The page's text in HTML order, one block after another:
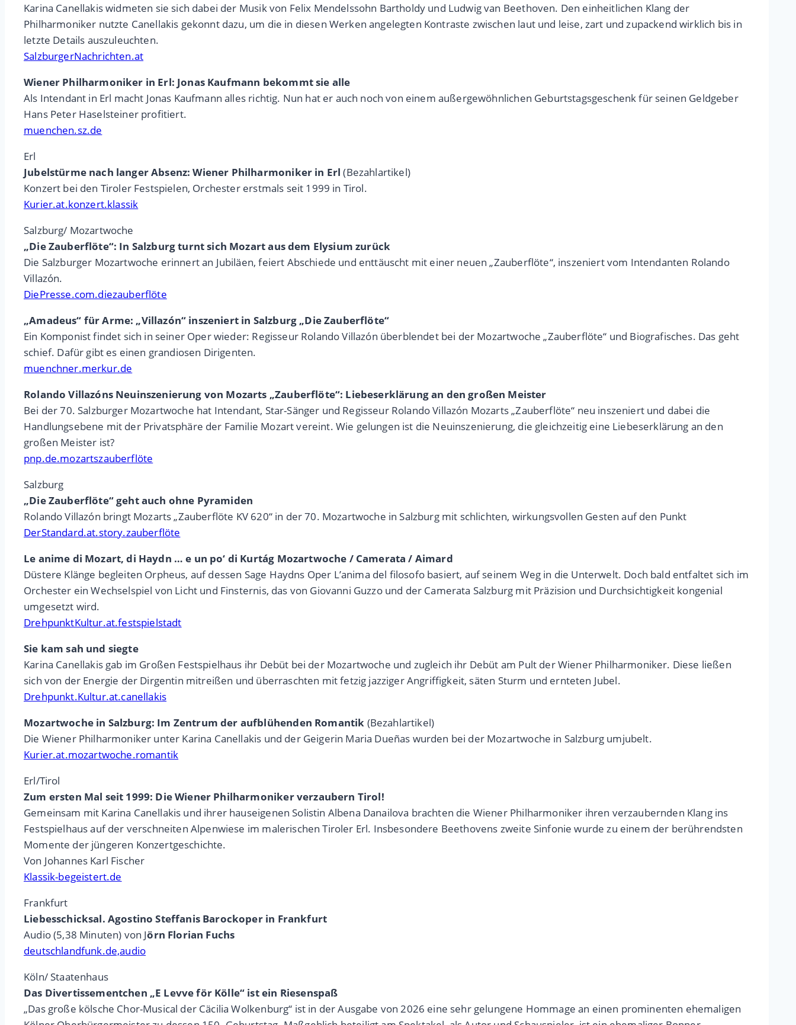
Karina Canellakis widmeten sie sich dabei der Musik von Felix Mendelssohn Bartholdy und Ludwig van Beethoven. Den einheitlichen Klang der
Philharmoniker nutzte Canellakis gekonnt dazu, um die in diesen Werken angelegten Kontraste zwischen laut und leise, zart und zupackend wirklich bis in
letzte Details auszuleuchten.
SalzburgerNachrichten.at
Wiener Philharmoniker in Erl: Jonas Kaufmann bekommt sie alle
Als Intendant in Erl macht Jonas Kaufmann alles richtig. Nun hat er auch noch von einem außergewöhnlichen Geburtstagsgeschenk für seinen Geldgeber
Hans Peter Haselsteiner profitiert.
muenchen.sz.de
Erl
Jubelstürme nach langer Absenz: Wiener Philharmoniker in Erl (Bezahlartikel)
Konzert bei den Tiroler Festspielen, Orchester erstmals seit 1999 in Tirol.
Kurier.at.konzert.klassik
Salzburg/ Mozartwoche
„Die Zauberflöte“: In Salzburg turnt sich Mozart aus dem Elysium zurück
Die Salzburger Mozartwoche erinnert an Jubiläen, feiert Abschiede und enttäuscht mit einer neuen „Zauberflöte“, inszeniert vom Intendanten Rolando
Villazón.
DiePresse.com.diezauberflöte
„Amadeus“ für Arme: „Villazón“ inszeniert in Salzburg „Die Zauberflöte“
Ein Komponist findet sich in seiner Oper wieder: Regisseur Rolando Villazón überblendet bei der Mozartwoche „Zauberflöte“ und Biografisches. Das geht
schief. Dafür gibt es einen grandiosen Dirigenten.
muenchner.merkur.de
Rolando Villazóns Neuinszenierung von Mozarts „Zauberflöte“: Liebeserklärung an den großen Meister
Bei der 70. Salzburger Mozartwoche hat Intendant, Star-Sänger und Regisseur Rolando Villazón Mozarts „Zauberflöte“ neu inszeniert und dabei die
Handlungsebene mit der Privatsphäre der Familie Mozart vereint. Wie gelungen ist die Neuinszenierung, die gleichzeitig eine Liebeserklärung an den
großen Meister ist?
pnp.de.mozartszauberflöte
Salzburg
„Die Zauberflöte“ geht auch ohne Pyramiden
Rolando Villazón bringt Mozarts „Zauberflöte KV 620“ in der 70. Mozartwoche in Salzburg mit schlichten, wirkungsvollen Gesten auf den Punkt
DerStandard.at.story.zauberflöte
Le anime di Mozart, di Haydn … e un po‘ di Kurtág Mozartwoche / Camerata / Aimard
Düstere Klänge begleiten Orpheus, auf dessen Sage Haydns Oper L’anima del filosofo basiert, auf seinem Weg in die Unterwelt. Doch bald entfaltet sich im
Orchester ein Wechselspiel von Licht und Finsternis, das von Giovanni Guzzo und der Camerata Salzburg mit Präzision und Durchsichtigkeit kongenial
umgesetzt wird.
DrehpunktKultur.at.festspielstadt
Sie kam sah und siegte
Karina Canellakis gab im Großen Festspielhaus ihr Debüt bei der Mozartwoche und zugleich ihr Debüt am Pult der Wiener Philharmoniker. Diese ließen
sich von der Energie der Dirgentin mitreißen und überraschten mit fetzig jazziger Angriffigkeit, säten Sturm und ernteten Jubel.
Drehpunkt.Kultur.at.canellakis
Mozartwoche in Salzburg: Im Zentrum der aufblühenden Romantik (Bezahlartikel)
Die Wiener Philharmoniker unter Karina Canellakis und der Geigerin Maria Dueñas wurden bei der Mozartwoche in Salzburg umjubelt.
Kurier.at.mozartwoche.romantik
Erl/Tirol
Zum ersten Mal seit 1999: Die Wiener Philharmoniker verzaubern Tirol!
Gemeinsam mit Karina Canellakis und ihrer hauseigenen Solistin Albena Danailova brachten die Wiener Philharmoniker ihren verzaubernden Klang ins
Festspielhaus auf der verschneiten Alpenwiese im malerischen Tiroler Erl. Insbesondere Beethovens zweite Sinfonie wurde zu einem der berührendsten
Momente der jüngeren Konzertgeschichte.
Von Johannes Karl Fischer
Klassik-begeistert.de
Frankfurt
Liebesschicksal. Agostino Steffanis Barockoper in Frankfurt
Audio (5,38 Minuten) von Jörn Florian Fuchs
deutschlandfunk.de,audio
Köln/ Staatenhaus
Das Divertissementchen „E Levve för Kölle“ ist ein Riesenspaß
„Das große kölsche Chor-Musical der Cäcilia Wolkenburg“ ist in der Ausgabe von 2026 eine sehr gelungene Hommage an einen prominenten ehemaligen